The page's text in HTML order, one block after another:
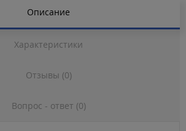
Описание
Характеристики
Отзывы (0)
Вопрос - ответ (0)